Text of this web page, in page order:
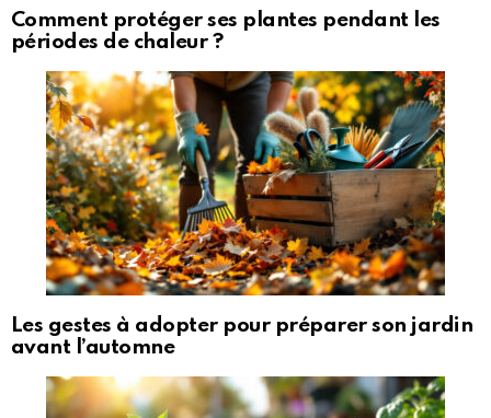
Comment protéger ses plantes pendant les
périodes de chaleur ?
Les gestes à adopter pour préparer son jardin
avant l’automne